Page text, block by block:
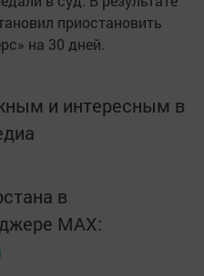
приостановить
на 30 дней.
и интересным в
в
MАХ: